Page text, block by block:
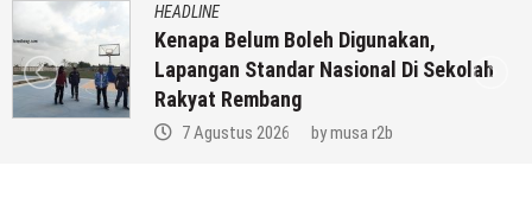
HEADLINE
Kenapa Belum Boleh Digunakan,
Lapangan Standar Nasional Di Sekolah
Rakyat Rembang
7 Agustus 2026 bymusa r2b